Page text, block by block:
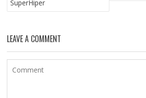
SuperHiper
LEAVE A COMMENT